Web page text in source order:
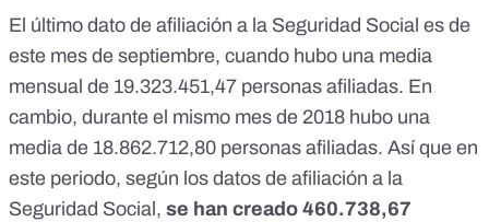
El último dato de afiliación a la Seguridad Social es de
este mes de septiembre, cuando hubo una media
mensual de 19.323.451,47 personas afiliadas. En
cambio, durante el mismo mes de 2018 hubo una
media de 18.862.712,80 personas afiliadas. Así que en
este periodo, según los datos de afiliación a la
Seguridad Social, se han creado 460.738,67